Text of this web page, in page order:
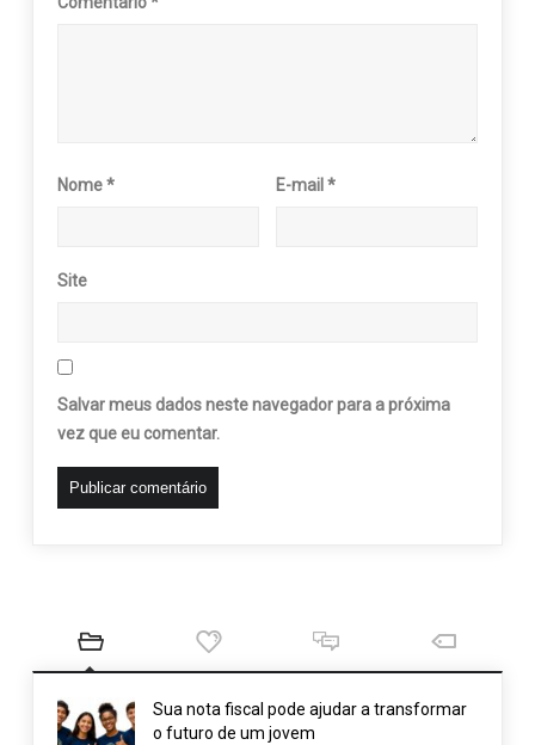
Nome* E-mail*
Site
Salvar meus dados neste navegador para a próxima
vez que eu comentar.
Sua nota fiscal pode ajudar a transformar
o futuro de um jovem